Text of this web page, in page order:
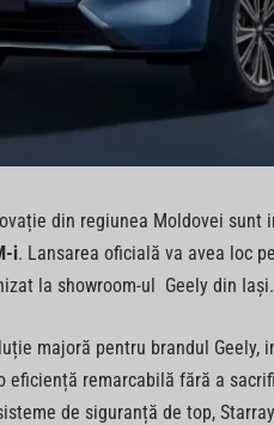
din regiunea Moldovei
i. Lansarea oficială va avea loc
la showroom-ul Geely din Iași.
majoră pentru brandul
eficiență remarcabilă fără a
de siguranță de top,